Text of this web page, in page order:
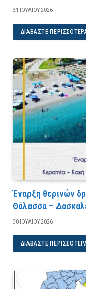
31 ΙΟΥΛΊΟΥ 2026
ΔΙΑΒΆΣΤΕ
Έναρξη θερινών
Θάλασσα –
30 ΙΟΥΛΊΟΥ 2026
ΔΙΑΒΆΣΤΕ